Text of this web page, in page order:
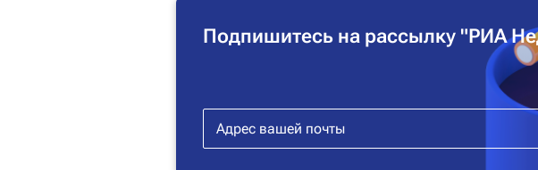
Подпишитесь на рассылку "РИА